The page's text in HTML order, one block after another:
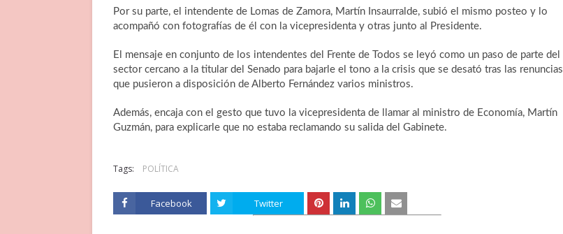
Por su parte, el intendente de Lomas de Zamora, Martín Insaurralde, subió el mismo posteo y lo
acompañó con fotografías de él con la vicepresidenta y otras junto al Presidente.
El mensaje en conjunto de los intendentes del Frente de Todos se leyó como un paso de parte del
sector cercano a la titular del Senado para bajarle el tono a la crisis que se desató tras las renuncias
que pusieron a disposición de Alberto Fernández varios ministros.
Además, encaja con el gesto que tuvo la vicepresidenta de llamar al ministro de Economía, Martín
Guzmán, para explicarle que no estaba reclamando su salida del Gabinete.
Tags: POLÍTICA
Facebook Twitter